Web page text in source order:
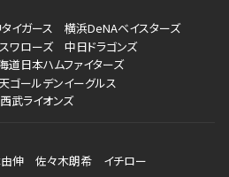
イガース
横浜DeNAベイスターズ
ワローズ
中日ドラゴンズ
道日本ハムファイターズ
ゴールデンイーグルス
武ライオンズ
伸 佐々木朗希
イチロー